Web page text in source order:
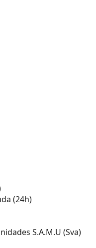
(24h)
S.A.M.U (Sva)